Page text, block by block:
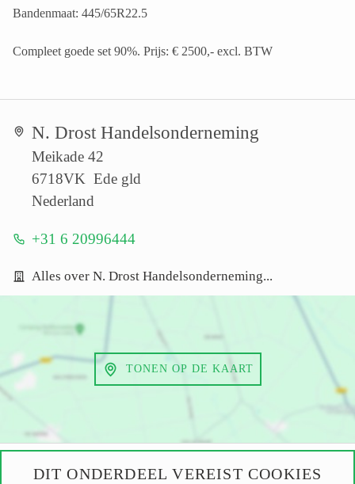
Bandenmaat: 445/65R22.5
Compleet goede set 90%. Prijs: € 2500,- excl. BTW
N. Drost Handelsonderneming
Meikade 42
6718VK Ede gld
Nederland
+31 6 20996444
Alles over N. Drost Handelsonderneming...
TONEN OP DE KAART
DIT ONDERDEEL VEREIST COOKIES